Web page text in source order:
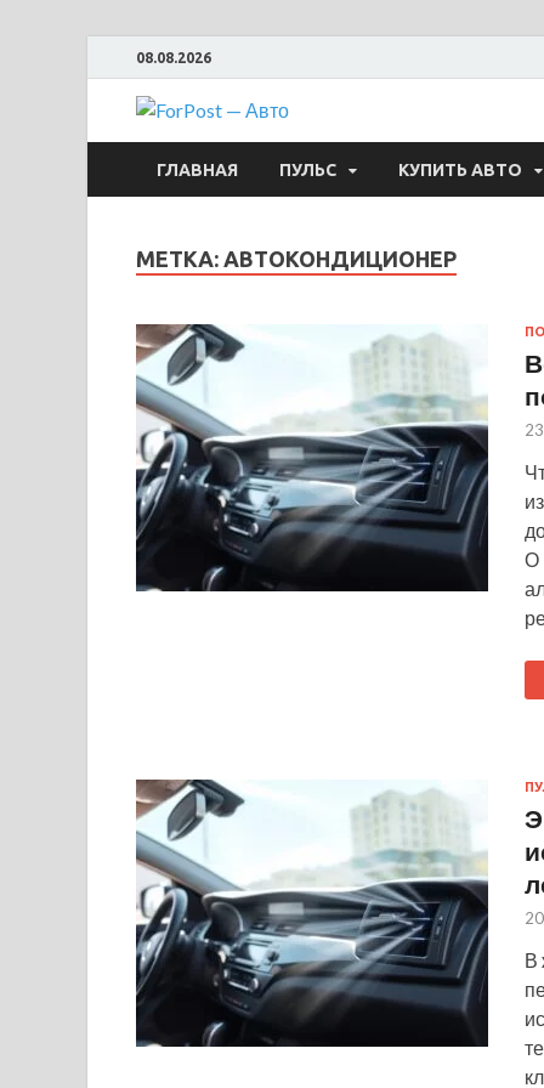
08.08.2026
ForPost —
ГЛАВНАЯ ПУЛЬС КУПИТЬ АВТО
МЕТКА: АВТОКОНДИЦИОНЕР
О
В